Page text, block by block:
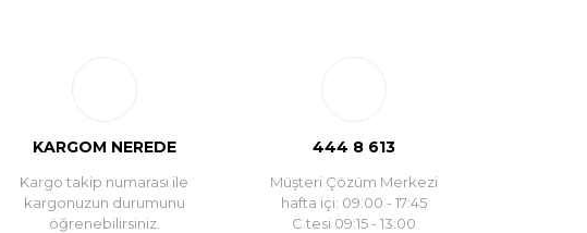
KARGOM NEREDE
Kargo takip numarası ile
kargonuzun durumunu
öğrenebilirsiniz.
444 8 613
Müşteri Çözüm Merkezi
hafta içi: 09:00 - 17:45
C.tesi 09:15 - 13:00